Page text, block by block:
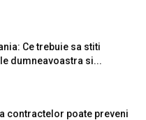
Ce trebuie sa stiti
dumneavoastra si...
contractelor poate preveni